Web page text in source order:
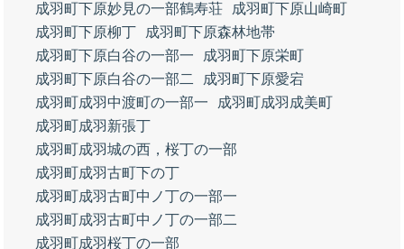
成羽町下原妙見の一部鶴寿荘
成羽町下原山崎町
成羽町下原柳丁
成羽町下原森林地帯
成羽町下原白谷の一部一
成羽町下原栄町
成羽町下原白谷の一部二
成羽町下原愛宕
成羽町成羽中渡町の一部一
成羽町成羽成美町
成羽町成羽新張丁
成羽町成羽城の西，桜丁の一部
成羽町成羽古町下の丁
成羽町成羽古町中ノ丁の一部一
成羽町成羽古町中ノ丁の一部二
成羽町成羽桜丁の一部